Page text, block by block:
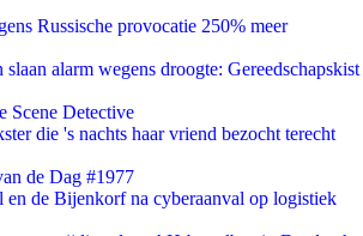
Russische provocatie 250% meer
slaan alarm wegens droogte: Gereedschapskist
Scene Detective
die 's nachts haar vriend bezocht terecht
de Dag #1977
de Bijenkorf na cyberaanval op logistiek